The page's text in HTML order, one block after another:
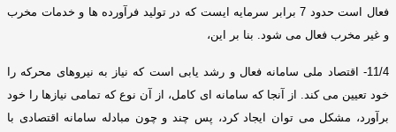
فعال است حدود 7 برابر سرمایه ایست که در تولید فرآورده ها و خدمات مخرب
و غیر مخرب فعال می شود
بنا بر این،
11/4-
اقتصاد ملی سامانه فعال و رشد یابی است که نیاز به نیروهای محرکه را
خود تعیین می کند
از آنجا که سامانه ای کامل، از آن نوع که تمامی نیازها را خود
برآورد، مشکل می توان ایجاد کرد، پس چند و چون مبادله سامانه اقتصادی با